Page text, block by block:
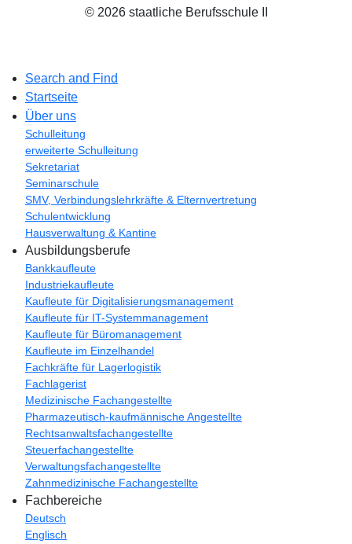
© 2026 staatliche Berufsschule II
Search and Find
Startseite
Über uns
Schulleitung
erweiterte Schulleitung
Sekretariat
Seminarschule
SMV, Verbindungslehrkräfte & Elternvertretung
Schulentwicklung
Hausverwaltung & Kantine
Ausbildungsberufe
Bankkaufleute
Industriekaufleute
Kaufleute für Digitalisierungsmanagement
Kaufleute für IT-Systemmanagement
Kaufleute für Büromanagement
Kaufleute im Einzelhandel
Fachkräfte für Lagerlogistik
Fachlagerist
Medizinische Fachangestellte
Pharmazeutisch-kaufmännische Angestellte
Rechtsanwaltsfachangestellte
Steuerfachangestellte
Verwaltungsfachangestellte
Zahnmedizinische Fachangestellte
Fachbereiche
Deutsch
Englisch